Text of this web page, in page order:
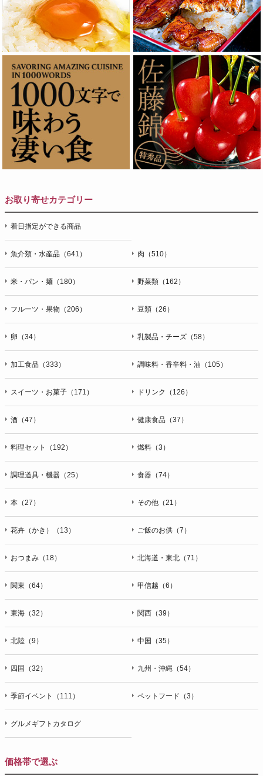
お取り寄せカテゴリー
着日指定ができる商品
魚介類・水産品（641） 肉（510）
米・パン・麺（180） 野菜類（162）
フルーツ・果物（206） 豆類（26）
卵（34） 乳製品・チーズ（58）
加工食品（333） 調味料・香辛料・油（105）
スイーツ・お菓子（171） ドリンク（126）
酒（47） 健康食品（37）
料理セット（192） 燃料（3）
調理道具・機器（25） 食器（74）
本（27） その他（21）
花卉（かき）（13） ご飯のお供（7）
おつまみ（18） 北海道・東北（71）
関東（64） 甲信越（6）
東海（32） 関西（39）
北陸（9） 中国（35）
四国（32） 九州・沖縄（54）
季節イベント（111） ペットフード（3）
グルメギフトカタログ
価格帯で選ぶ